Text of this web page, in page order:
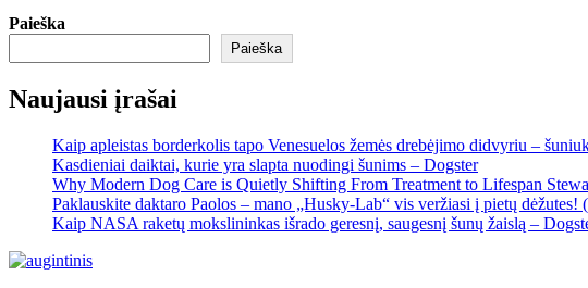
Paieška
Paieška
Naujausi įrašai
Kaip apleistas borderkolis tapo Venesuelos žemės drebėjimo didvyriu –
Kasdieniai daiktai, kurie yra slapta nuodingi šunims – Dogster
Why Modern Dog Care is Quietly Shifting From Treatment to Lifespan
Paklauskite daktaro Paolos – mano „Husky-Lab“ vis veržiasi į pietų dėžutes!
Kaip NASA raketų mokslininkas išrado geresnį, saugesnį šunų žaislą –